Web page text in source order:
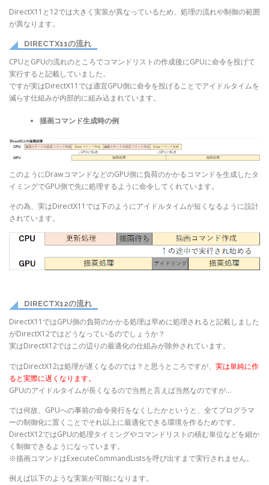
DirectX11と12では大きく実装が異なっているため、処理の流れや制御の範囲
が異なります。
DIRECTX11の流れ
CPUとGPUの流れのところでコマンドリストの作成後にGPUに命令を投げて
実行すると記載していました。
ですが実はDirectX11では適宜GPU側に命令を投げることでアイドルタイムを
減らす仕組みが内部的に組み込まれています。
描画コマンド生成時の例
このようにDrawコマンドなどのGPU側に負荷のかかるコマンドを生成したタ
イミングでGPU側で先に処理するように命令してくれています。
その為、実はDirectX11では下のようにアイドルタイムが短くなるように設計
されています。
DIRECTX12の流れ
DirectX11ではGPU側の負荷のかかる処理は早めに処理されると記載しました
がDirectX12ではどうなっているのでしょうか？
実はDirectX12ではこの辺りの最適化の仕組みが除外されています。
ではDirectX12は処理が遅くなるのでは？と思うところですが、 実は単純に作
ると実際に遅くなります。
GPUのアイドルタイムが長くなるので当然と言えば当然なのですが…
では何故、GPUへの事前の命令発行をなくしたかというと、全てプログラマ
ーの制御化に置くことでそれ以上に最適化できる環境を作るためです。
DirectX12ではGPUの処理タイミングやコマンドリストの積む単位などを細か
く制御できるようになっています。
※描画コマンドはExecuteCommandListsを呼び出すまで実行されません。
例えば以下のような実装が可能になります。